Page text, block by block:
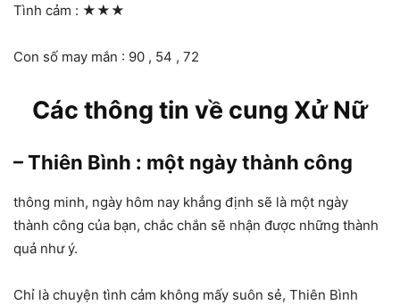
Tình cảm : ★★★
Con số may mắn : 90 , 54 , 72
Các thông tin về cung Xử Nữ
– Thiên Bình : một ngày thành công
thông minh, ngày hôm nay khẳng định sẽ là một ngày
thành công của bạn, chắc chắn sẽ nhận được những thành
quả như ý.
Chỉ là chuyện tình cảm không mấy suôn sẻ, Thiên Bình